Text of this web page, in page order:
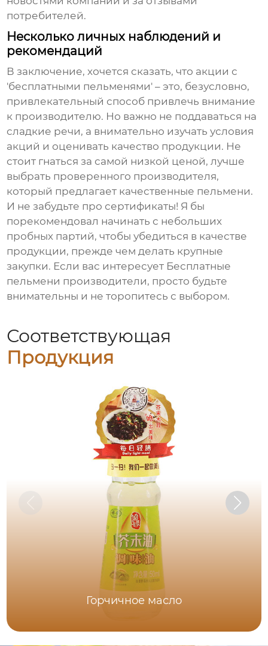
потребителей.
Несколько личных наблюдений и
рекомендаций
В заключение, хочется сказать, что акции с
'бесплатными пельменями' – это, безусловно,
привлекательный способ привлечь внимание
к производителю. Но важно не поддаваться на
сладкие речи, а внимательно изучать условия
акций и оценивать качество продукции. Не
стоит гнаться за самой низкой ценой, лучше
выбрать проверенного производителя,
который предлагает качественные пельмени.
И не забудьте про сертификаты! Я бы
порекомендовал начинать с небольших
пробных партий, чтобы убедиться в качестве
продукции, прежде чем делать крупные
закупки. Если вас интересует Бесплатные
пельмени производители, просто будьте
внимательны и не торопитесь с выбором.
Соответствующая
Продукция
Горчичное масло